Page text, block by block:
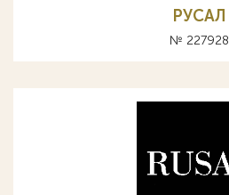
РУСАЛ
№ 227928